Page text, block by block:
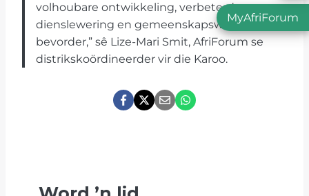
volhoubare ontwikkeling, verbeterde
dienslewering en gemeenskapswelstand te
bevorder,” sê Lize-Mari Smit, AfriForum se
distrikskoördineerder vir die Karoo.
MyAfriForum